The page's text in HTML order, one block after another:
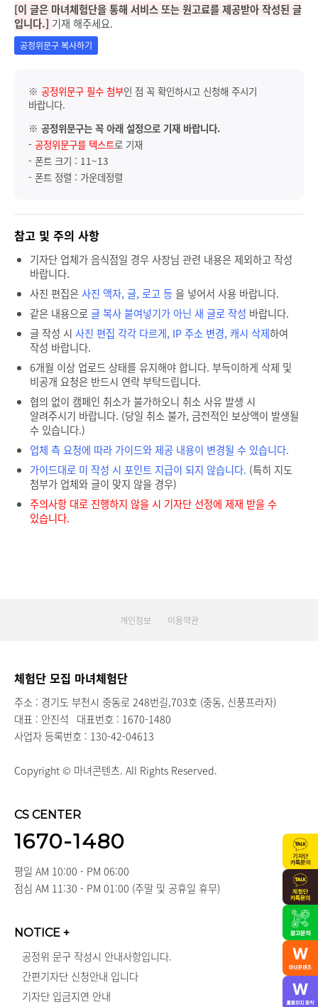
[이 글은 마녀체험단을 통해 서비스 또는 원고료를 제공받아 작성된 글
입니다.] 기재 해주세요.
공정위문구 복사하기
※ 공정위문구 필수 첨부인 점 꼭 확인하시고 신청해 주시기
바랍니다.
※ 공정위문구는 꼭 아래 설정으로 기재 바랍니다.
- 공정위문구를 텍스트로 기재
- 폰트 크기 : 11~13
- 폰트 정렬 : 가운데정렬
참고 및 주의 사항
기자단 업체가 음식점일 경우 사장님 관련 내용은 제외하고 작성
바랍니다.
사진 편집은사진 액자, 글, 로고 등을 넣어서 사용 바랍니다.
같은 내용으로글 복사 붙여넣기가 아닌 새 글로 작성 바랍니다.
글 작성 시 사진 편집 각각 다르게, IP 주소 변경, 캐시 삭제하여
작성 바랍니다.
6개월 이상 업로드 상태를 유지해야 합니다. 부득이하게 삭제 및
비공개 요청은 반드시 연락 부탁드립니다.
협의 없이 캠페인 취소가 불가하오니 취소 사유 발생 시
알려주시기 바랍니다. (당일 취소 불가, 금전적인 보상액이 발생될
수 있습니다.)
업체 측 요청에 따라 가이드와 제공 내용이 변경될 수 있습니다.
가이드대로 미 작성 시 포인트 지급이 되지 않습니다. (특히 지도
첨부가 업체와 글이 맞지 않을 경우)
주의사항 대로 진행하지 않을 시 기자단 선정에 제재 받을 수
있습니다.
개인정보 이용약관
체험단 모집 마녀체험단
주소 : 경기도 부천시 중동로 248번길,703호 (중동, 신풍프라자)
대표 : 안진석 대표번호 : 1670-1480
사업자 등록번호 : 130-42-04613
Copyright © 마녀콘텐츠. All Rights Reserved.
CS CENTER
1670-1480
평일 AM 10:00 - PM 06:00
점심 AM 11:30 - PM 01:00 (주말 및 공휴일 휴무)
NOTICE +
공정위 문구 작성시 안내사항입니다.
간편기자단 신청안내 입니다
기자단 입금지연 안내